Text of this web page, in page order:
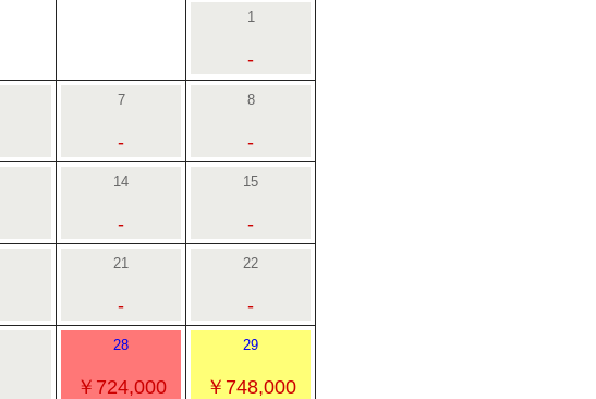
1
-
7
-
8
-
14
-
15
-
21
-
22
-
28
￥724,000
29
￥748,000